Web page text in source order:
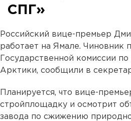
СПГ»
Российский вице-премьер
работает на Ямале. Чиновник
Государственной комиссии
Арктики, сообщили в
Планируется, что вице-
стройплощадку и осмотрит
завода по сжижению